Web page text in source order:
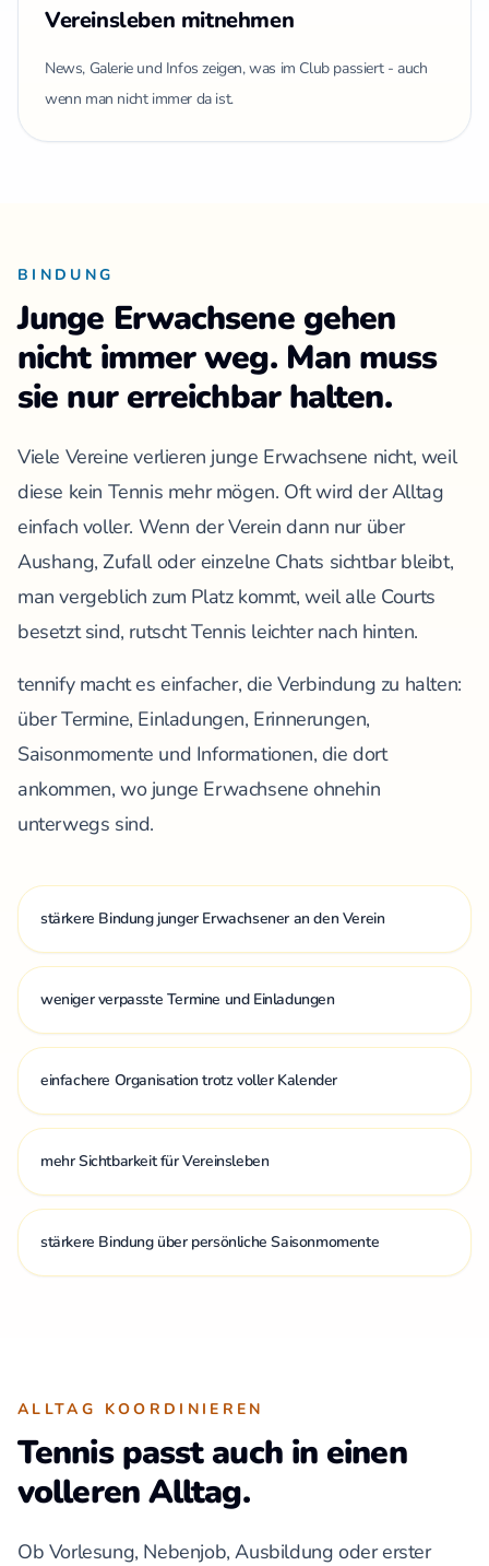
Vereinsleben mitnehmen
News, Galerie und Infos zeigen, was im Club passiert - auch
wenn man nicht immer da ist.
BINDUNG
Junge Erwachsene gehen
nicht immer weg. Man muss
sie nur erreichbar halten.
Viele Vereine verlieren junge Erwachsene nicht, weil
diese kein Tennis mehr mögen. Oft wird der Alltag
einfach voller. Wenn der Verein dann nur über
Aushang, Zufall oder einzelne Chats sichtbar bleibt,
man vergeblich zum Platz kommt, weil alle Courts
besetzt sind, rutscht Tennis leichter nach hinten.
tennify macht es einfacher, die Verbindung zu halten:
über Termine, Einladungen, Erinnerungen,
Saisonmomente und Informationen, die dort
ankommen, wo junge Erwachsene ohnehin
unterwegs sind.
stärkere Bindung junger Erwachsener an den Verein
weniger verpasste Termine und Einladungen
einfachere Organisation trotz voller Kalender
mehr Sichtbarkeit für Vereinsleben
stärkere Bindung über persönliche Saisonmomente
ALLTAG KOORDINIEREN
Tennis passt auch in einen
volleren Alltag.
Ob Vorlesung, Nebenjob, Ausbildung oder erster